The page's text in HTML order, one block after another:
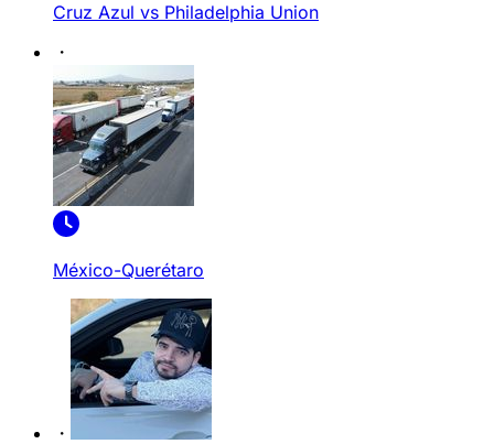
Cruz Azul vs Philadelphia Union
México-Querétaro